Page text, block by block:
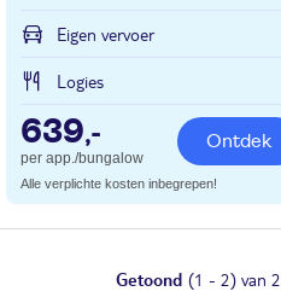
Eigen vervoer
Logies
639,-
per app./bungalow
Ontdek
Alle verplichte kosten inbegrepen!
Getoond (1 - 2) van 2